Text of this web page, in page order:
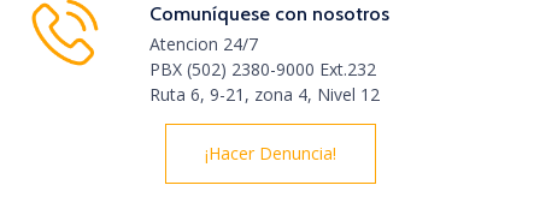
Comuníquese con nosotros
Atencion 24/7
PBX (502) 2380-9000 Ext.232
Ruta 6, 9-21, zona 4, Nivel 12
¡Hacer Denuncia!